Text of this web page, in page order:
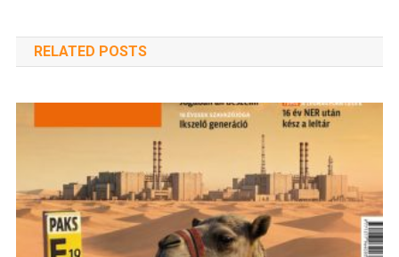
RELATED POSTS